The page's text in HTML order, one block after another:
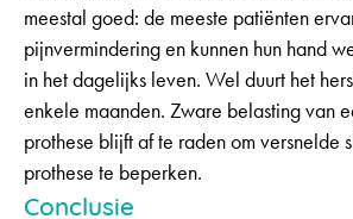
meestal goed: de meeste patiënten
pijnvermindering en kunnen hun hand
in het dagelijks leven. Wel duurt het
enkele maanden. Zware belasting van
prothese blijft af te raden om versnelde
prothese te beperken.
Conclusie